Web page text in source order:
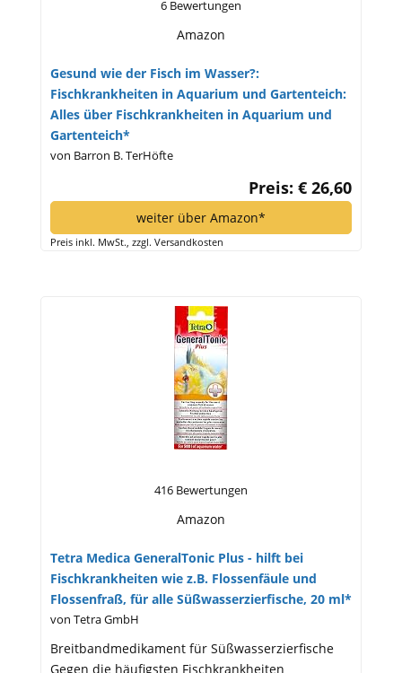
6 Bewertungen
Amazon
Gesund wie der Fisch im Wasser?:
Fischkrankheiten in Aquarium und Gartenteich:
Alles über Fischkrankheiten in Aquarium und
Gartenteich*
von Barron B. TerHöfte
Preis: € 26,60
weiter über Amazon*
Preis inkl. MwSt., zzgl. Versandkosten
416 Bewertungen
Amazon
Tetra Medica GeneralTonic Plus - hilft bei
Fischkrankheiten wie z.B. Flossenfäule und
Flossenfraß, für alle Süßwasserzierfische, 20 ml*
von Tetra GmbH
Breitbandmedikament für Süßwasserzierfische
Gegen die häufigsten Fischkrankheiten